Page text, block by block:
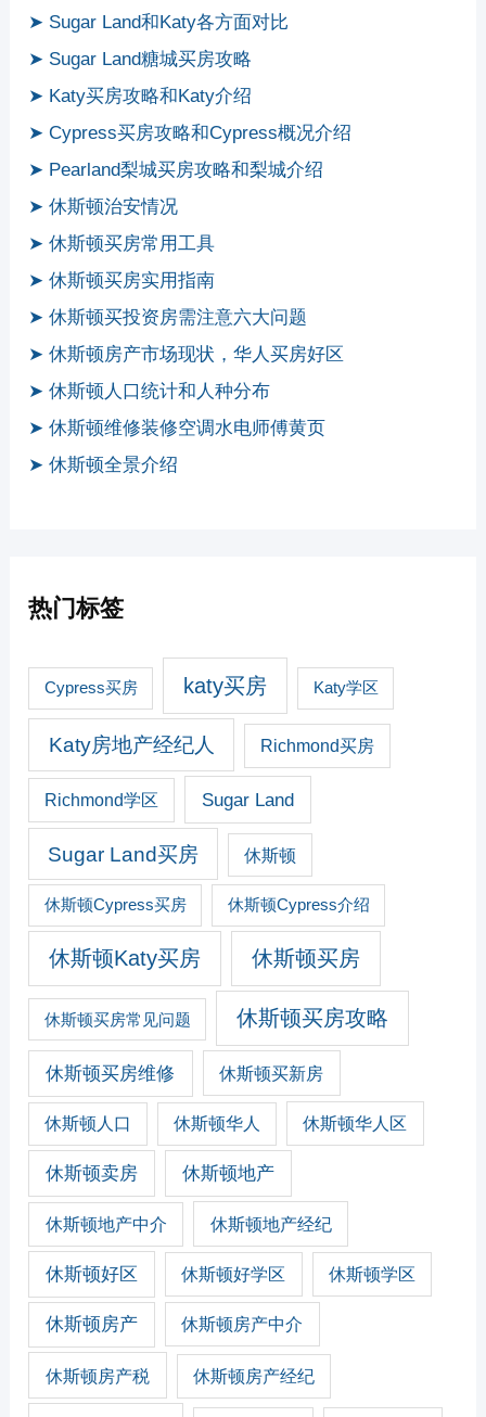
➤ Sugar Land和Katy各方面对比
➤ Sugar Land糖城买房攻略
➤ Katy买房攻略和Katy介绍
➤ Cypress买房攻略和Cypress概况介绍
➤ Pearland梨城买房攻略和梨城介绍
➤ 休斯顿治安情况
➤ 休斯顿买房常用工具
➤ 休斯顿买房实用指南
➤ 休斯顿买投资房需注意六大问题
➤ 休斯顿房产市场现状，华人买房好区
➤ 休斯顿人口统计和人种分布
➤ 休斯顿维修装修空调水电师傅黄页
➤ 休斯顿全景介绍
热门标签
Cypress买房 katy买房 Katy学区
Katy房地产经纪人 Richmond买房
Richmond学区 Sugar Land
Sugar Land买房 休斯顿
休斯顿Cypress买房 休斯顿Cypress介绍
休斯顿Katy买房 休斯顿买房
休斯顿买房常见问题 休斯顿买房攻略
休斯顿买房维修 休斯顿买新房
休斯顿人口 休斯顿华人 休斯顿华人区
休斯顿卖房 休斯顿地产
休斯顿地产中介 休斯顿地产经纪
休斯顿好区 休斯顿好学区 休斯顿学区
休斯顿房产 休斯顿房产中介
休斯顿房产税 休斯顿房产经纪